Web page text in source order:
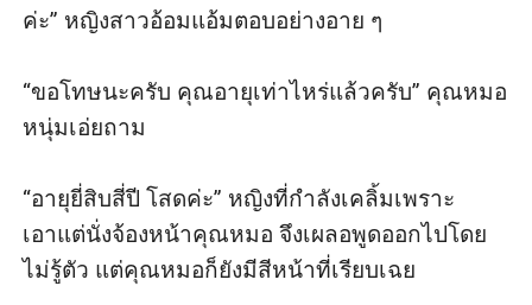
ค่ะ” หญิงสาวอ้อมแอ้มตอบอย่างอาย ๆ
“ขอโทษนะครับ คุณอายุเท่าไหร่แล้วครับ” คุณหมอ
หนุ่มเอ่ยถาม
“อายุยี่สิบสี่ปี โสดค่ะ” หญิงที่กำลังเคลิ้มเพราะ
เอาแต่นั่งจ้องหน้าคุณหมอ จึงเผลอพูดออกไปโดย
ไม่รู้ตัว แต่คุณหมอก็ยังมีสีหน้าที่เรียบเฉย